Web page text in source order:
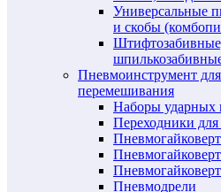
Универсальные
и скобы
Пневмоинструмент
перемешивания
Наборы ударных
Переходники
Пневмодрели